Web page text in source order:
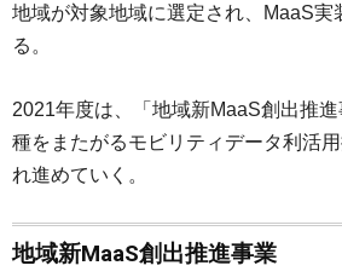
地域が対象地域に選定され、MaaS実
る。
2021年度は、「地域新MaaS創出推
種をまたがるモビリティデータ利活
れ進めていく。
地域新MaaS創出推進事業